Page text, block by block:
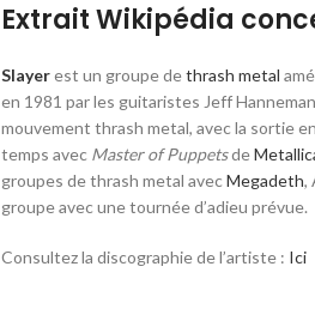
Extrait Wikipédia
Slayerest un groupe dethrash metal
en 1981 par les guitaristes Jeff
mouvement thrash metal, avec la sortie
temps avec Master of Puppetsde
groupes de thrash metal avecMegadeth,
groupe avec une tournée d’adieu prévue.
Consultez la discographie de l’artiste : Ici